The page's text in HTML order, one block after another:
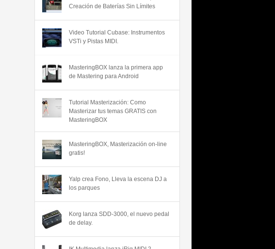
Creación de Baterías Sin Límites
Video Tutorial Cubase: Instrumentos
VSTi y Pistas MIDI.
MasteringBOX lanza la primera app
de Mastering para Android
Tutorial Masterización: Como
Masterizar tus temas GRATIS con
MasteringBOX
MasteringBOX, Masterización on-line
gratis!
Yalp crea Fono, Lleva la escena DJ a
los parques
Korg lanza SDD-3000, el nuevo pedal
de delay.